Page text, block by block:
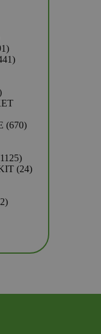
91
producten
441
670670
11251125
producten
2424
4242